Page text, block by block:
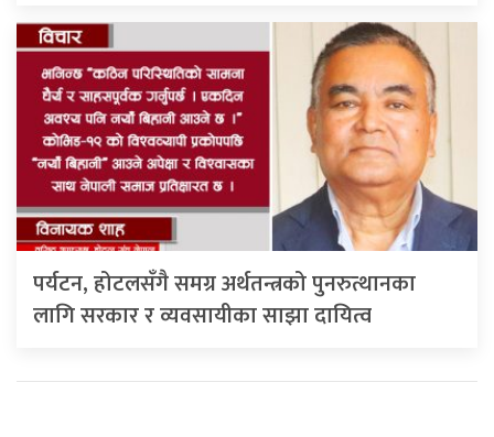
पर्यटन, होटलसँगै समग्र अर्थतन्त्रको पुनरुत्थानका
लागि सरकार र व्यवसायीका साझा दायित्व